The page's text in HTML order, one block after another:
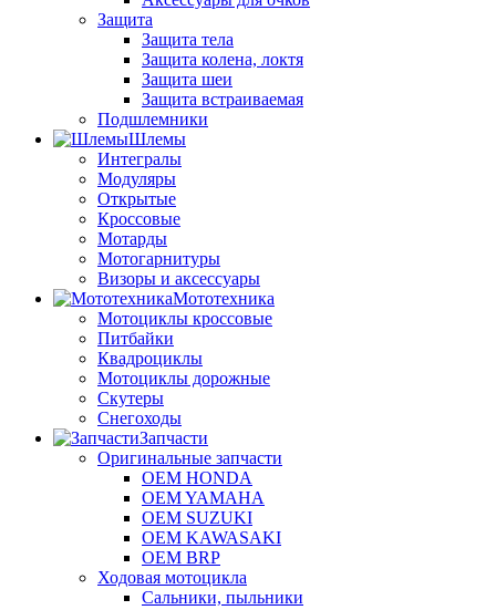
Защита
Защита тела
Защита колена, локтя
Защита шеи
Защита встраиваемая
Подшлемники
Шлемы
Интегралы
Модуляры
Открытые
Кроссовые
Мотарды
Мотогарнитуры
Визоры и аксессуары
Мототехника
Мотоциклы кроссовые
Питбайки
Квадроциклы
Мотоциклы дорожные
Скутеры
Снегоходы
Запчасти
Оригинальные запчасти
OEM HONDA
OEM YAMAHA
OEM SUZUKI
OEM KAWASAKI
OEM BRP
Ходовая мотоцикла
Сальники, пыльники